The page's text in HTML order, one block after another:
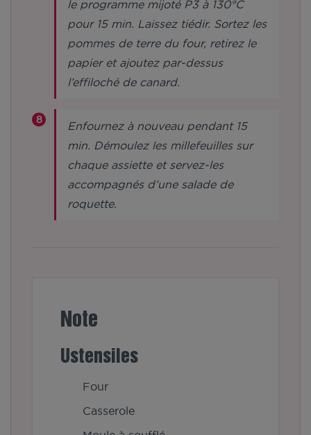
le programme mijoté P3 à 130°C
pour 15 min. Laissez tiédir. Sortez les
pommes de terre du four, retirez le
papier et ajoutez par-dessus
l’effiloché de canard.
Enfournez à nouveau pendant 15
min. Démoulez les millefeuilles sur
chaque assiette et servez-les
accompagnés d’une salade de
roquette.
Note
Ustensiles
Four
Casserole